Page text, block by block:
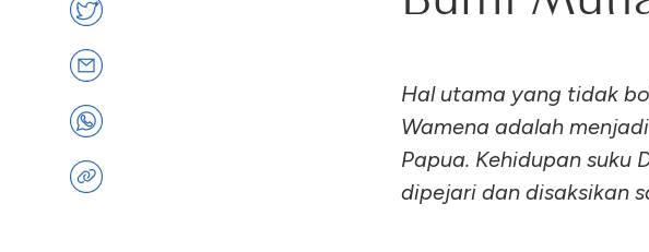
Hal utama yang tidak
Wamena adalah
Papua. Kehidupan suku
dipejari dan disaksikan